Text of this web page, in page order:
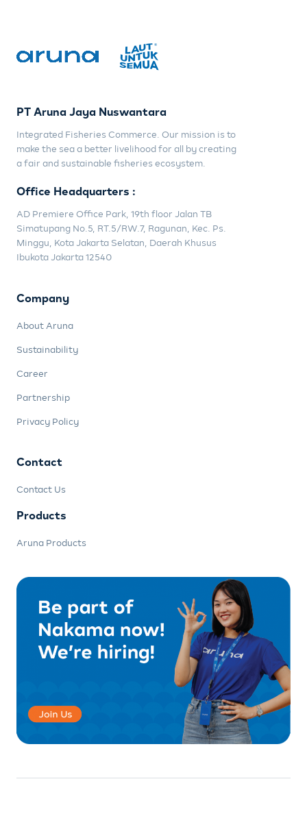
PT Aruna Jaya Nuswantara
Integrated Fisheries Commerce. Our mission is to
make the sea a better livelihood for all by creating
a fair and sustainable fisheries ecosystem.
Office Headquarters :
AD Premiere Office Park, 19th floor Jalan TB
Simatupang No.5, RT.5/RW.7, Ragunan, Kec. Ps.
Minggu, Kota Jakarta Selatan, Daerah Khusus
Ibukota Jakarta 12540
Company
About Aruna
Sustainability
Career
Partnership
Privacy Policy
Contact
Contact Us
Products
Aruna Products